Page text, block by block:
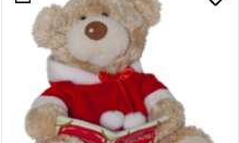
era:
45 EUR.
es:
39 EUR.